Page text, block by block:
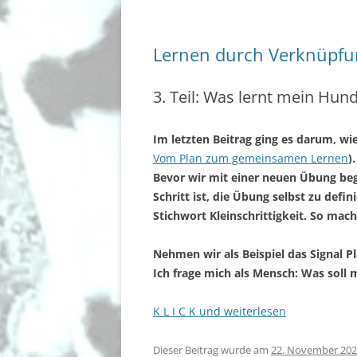
Lernen durch
3. Teil: Was lernt mein
Im letzten Beitrag ging es darum,
Vom Plan zum gemeinsamen Lernen
Bevor wir mit einer neuen Übung
Schritt ist, die Übung selbst zu
Stichwort Kleinschrittigkeit. So
Nehmen wir als Beispiel das Signal
Ich frage mich als Mensch: Was soll
K L I C K und weiterlesen
Dieser Beitrag wurde am 22. November